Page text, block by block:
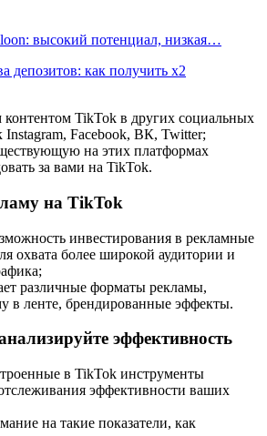
высокий потенциал, низкая…
депозитов: как получить х2
контентом TikTok в других социальных
Instagram, Facebook, ВК, Twitter;
на этих платформах
за вами на TikTok.
на TikTok
инвестирования в рекламные
охвата более широкой аудитории и
различные форматы рекламы,
в ленте, брендированные эффекты.
эффективность
в TikTok инструменты
эффективности ваших
на такие показатели, как